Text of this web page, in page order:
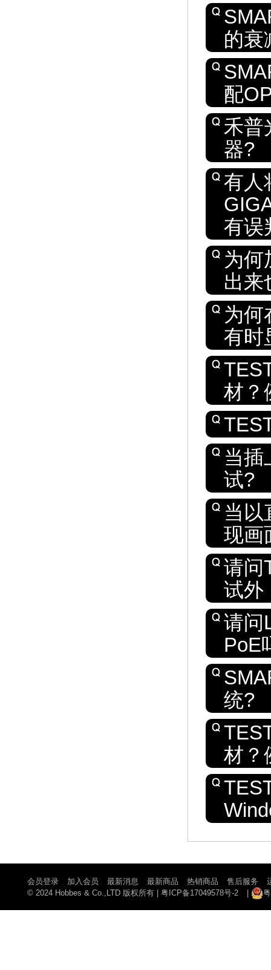
的衰
配
禾普
器?
有人
有误
为何
出来
为何
有时
材？
当插
试?
当以
现画
请问
试外
请问
PoE
统?
材？
会员登录 加入会员 最新消息 最新商品 热销商品 售后服务
© 2024 Hobbes & Co.,LTD 版权所有
粤ICP备17049578号-2